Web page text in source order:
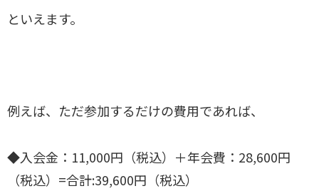
といえます。
例えば、ただ参加するだけの費用であれば、
◆入会金：11,000円（税込）＋年会費：28,600円
（税込）=合計:39,600円（税込）